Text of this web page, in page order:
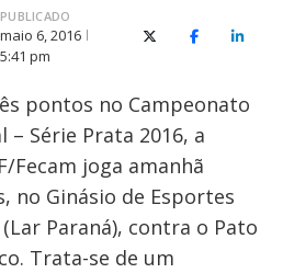
PUBLICADO
maio 6, 2016
5:41 pm
X (Twitter)Facebook
O
pontos no Campeonato
– Série Prata 2016, a
Fecam joga amanhã
no Ginásio de Esportes
Paraná), contra o Pato
Trata-se de um